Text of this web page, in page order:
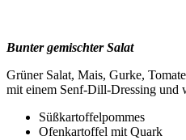
Bunter gemischter Salat
Grüner Salat, Mais, Gurke,
mit einem Senf-Dill-Dressing und
Süßkartoffelpommes
Ofenkartoffel mit Quark